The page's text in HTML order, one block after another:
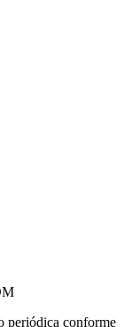
periódica conforme